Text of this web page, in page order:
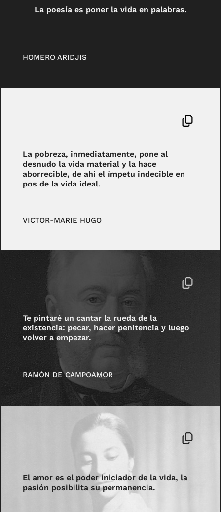
La poesía es poner la vida en palabras.
HOMERO ARIDJIS
La pobreza, inmediatamente, pone al
desnudo la vida material y la hace
aborrecible, de ahí el ímpetu indecible en
pos de la vida ideal.
VICTOR-MARIE HUGO
Te pintaré un cantar la rueda de la
existencia: pecar, hacer penitencia y luego
volver a empezar.
RAMÓN DE CAMPOAMOR
El amor es el poder iniciador de la vida, la
pasión posibilita su permanencia.